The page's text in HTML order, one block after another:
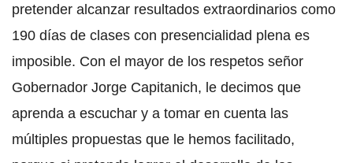
pretender alcanzar resultados extraordinarios como
190 días de clases con presencialidad plena es
imposible. Con el mayor de los respetos señor
Gobernador Jorge Capitanich, le decimos que
aprenda a escuchar y a tomar en cuenta las
múltiples propuestas que le hemos facilitado,